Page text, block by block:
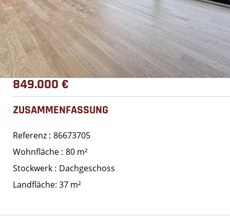
849.000 €
ZUSAMMENFASSUNG
Referenz 86673705
Wohnfläche 80 m²
Stockwerk
Dachgeschoss
Landfläche: 37 m²